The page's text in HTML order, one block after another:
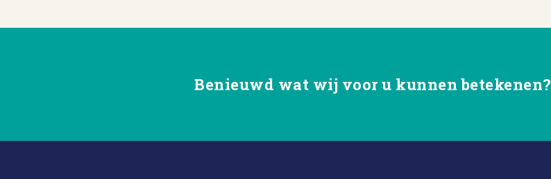
Benieuwd wat wij voor u kunnen betekenen?